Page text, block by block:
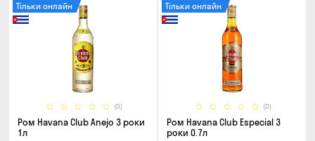
(0)
Тільки онлайн
Ром Havana Club Anejo 3 роки
1л
(0)
Тільки онлайн
Ром Havana Club Especial 3
роки 0.7л